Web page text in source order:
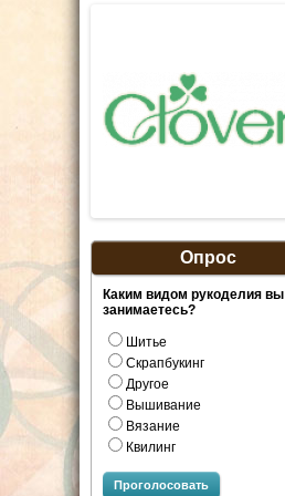
Опрос
Каким видом рукоделия вы
занимаетесь?
Шитье
Скрапбукинг
Другое
Вышивание
Вязание
Квилинг
Проголосовать